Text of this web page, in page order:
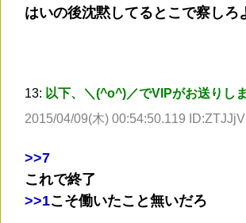
はいの後沈黙してるとこで察しろ
13: 以下、＼(^o^)／でVIPがお送りし
2015/04/09(木) 00:54:50.119
>>7
これで終了
>>1こそ働いたこと無いだろ